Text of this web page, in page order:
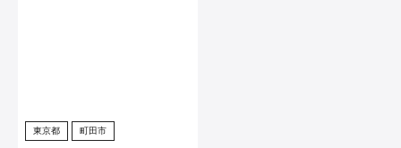
東京都 町田市